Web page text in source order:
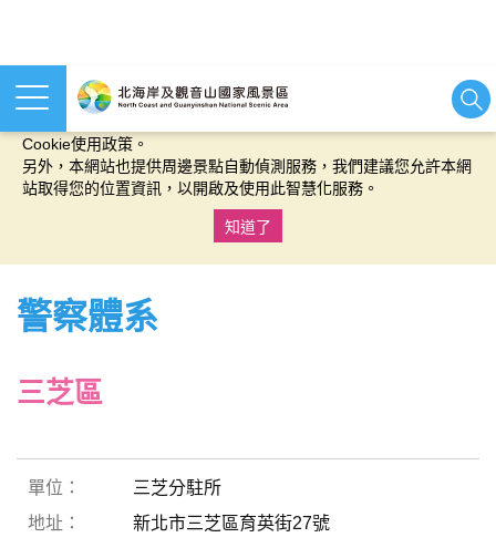
本網站使用cookies等相關技術以持續優化網站服務，並有助於為
Cookie使用政策。
另外，本網站也提供周邊景點自動偵測服務，我們建議您允許本網
站取得您的位置資訊，以開啟及使用此智慧化服務。
知道了
警察體系
三芝區
三芝分駐所
新北市三芝區育英街27號